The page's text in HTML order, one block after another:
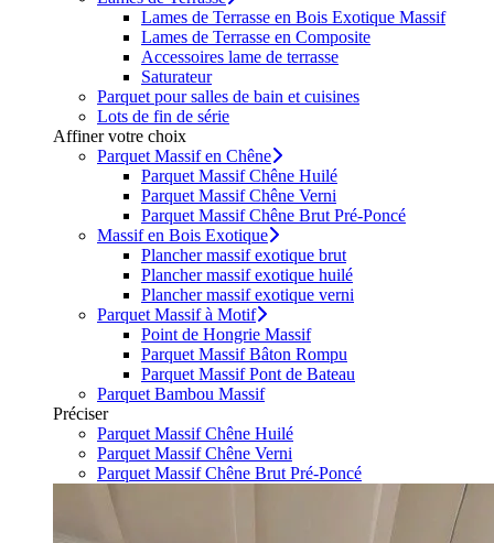
Lames de Terrasse en Bois Exotique Massif
Lames de Terrasse en Composite
Accessoires lame de terrasse
Saturateur
Parquet pour salles de bain et cuisines
Lots de fin de série
Affiner votre choix
Parquet Massif en Chêne
Parquet Massif Chêne Huilé
Parquet Massif Chêne Verni
Parquet Massif Chêne Brut Pré-Poncé
Massif en Bois Exotique
Plancher massif exotique brut
Plancher massif exotique huilé
Plancher massif exotique verni
Parquet Massif à Motif
Point de Hongrie Massif
Parquet Massif Bâton Rompu
Parquet Massif Pont de Bateau
Parquet Bambou Massif
Préciser
Parquet Massif Chêne Huilé
Parquet Massif Chêne Verni
Parquet Massif Chêne Brut Pré-Poncé